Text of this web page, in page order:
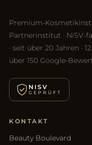
Premium-
Partnerinstitut · NiSV-
· seit über 20 Jahren ·
über 150 Google-
NISV
GEPRÜFT
KONTAKT
Beauty Boulevard